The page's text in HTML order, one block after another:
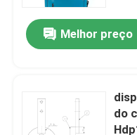
Melhor preço
do